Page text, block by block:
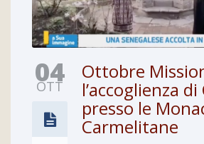
04
OTT
Ottobre
l’accoglienza
presso le
Carmelitane